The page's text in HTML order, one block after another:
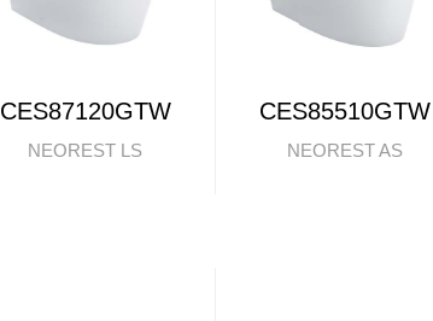
CES87120GTW
NEOREST LS
CES85510GTW
NEOREST AS